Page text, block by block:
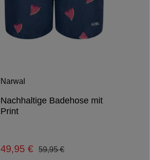
Narwal
Nachhaltige Badehose mit
Print
Verkaufspreis:
49,95 € Regulärer Preis:
59,95 €